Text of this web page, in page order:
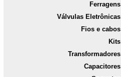
Ferragens
Válvulas Eletrônicas
Fios e cabos
Kits
Transformadores
Capacitores